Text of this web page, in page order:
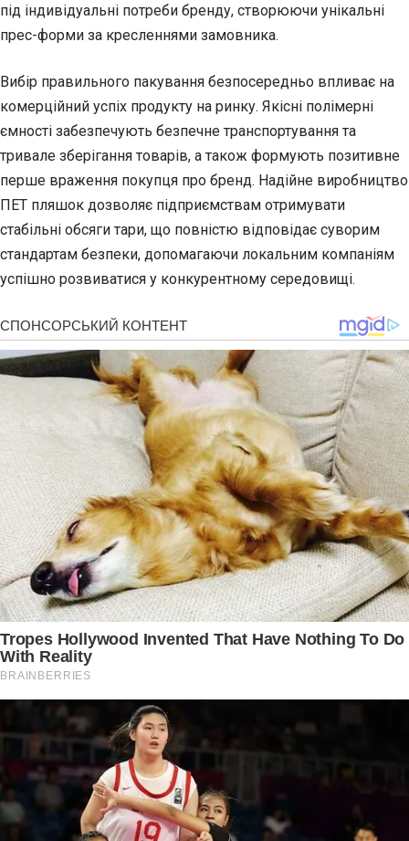
під індивідуальні потреби бренду, створюючи унікальні
прес-форми за кресленнями замовника.
Вибір правильного пакування безпосередньо впливає на
комерційний успіх продукту на ринку. Якісні полімерні
ємності забезпечують безпечне транспортування та
тривале зберігання товарів, а також формують позитивне
перше враження покупця про бренд. Надійне виробництво
ПЕТ пляшок дозволяє підприємствам отримувати
стабільні обсяги тари, що повністю відповідає суворим
стандартам безпеки, допомагаючи локальним компаніям
успішно розвиватися у конкурентному середовищі.